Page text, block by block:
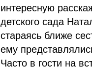
интересную
детского сада
стараясь ближе
ему
Часто в гости на